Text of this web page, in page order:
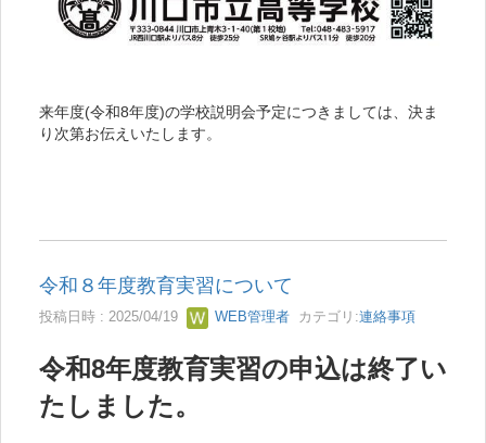
来年度(令和8年度)の学校説明会予定につきましては、決ま
り次第お伝えいたします。
令和８年度教育実習について
投稿日時 : 2025/04/19 WEB管理者 カテゴリ:連絡事項
令和8年度教育実習の申込は終了い
たしました。